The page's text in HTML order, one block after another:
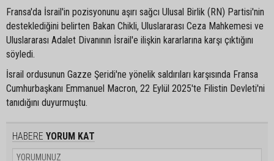
Fransa'da İsrail'in pozisyonunu aşırı sağcı Ulusal Birlik (RN) Partisi'nin
desteklediğini belirten Bakan Chikli, Uluslararası Ceza Mahkemesi ve
Uluslararası Adalet Divanının İsrail'e ilişkin kararlarına karşı çıktığını
söyledi.
İsrail ordusunun Gazze Şeridi'ne yönelik saldırıları karşısında Fransa
Cumhurbaşkanı Emmanuel Macron, 22 Eylül 2025'te Filistin Devleti'ni
tanıdığını duyurmuştu.
HABERE YORUM KAT